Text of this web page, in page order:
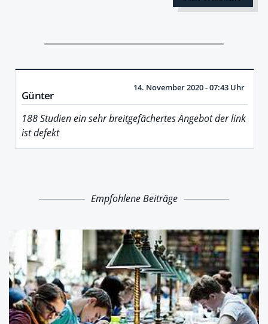
Günter
14. November 2020 - 07:43 Uhr
188 Studien ein sehr breitgefächertes Angebot der link
ist defekt
Empfohlene Beiträge